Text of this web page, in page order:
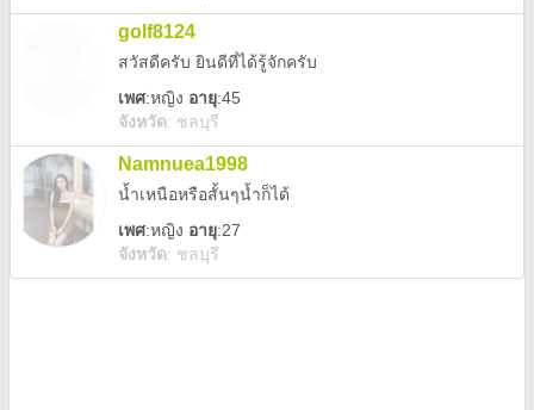
golf8124
สวัสดีครับ ยินดีที่ได้รู้จักครับ
เพศ:หญิง อายุ:45
จังหวัด: ชลบุรี
Namnuea1998
น้ำเหนือหรือสั้นๆน้ำก็ได้
เพศ:หญิง อายุ:27
จังหวัด: ชลบุรี